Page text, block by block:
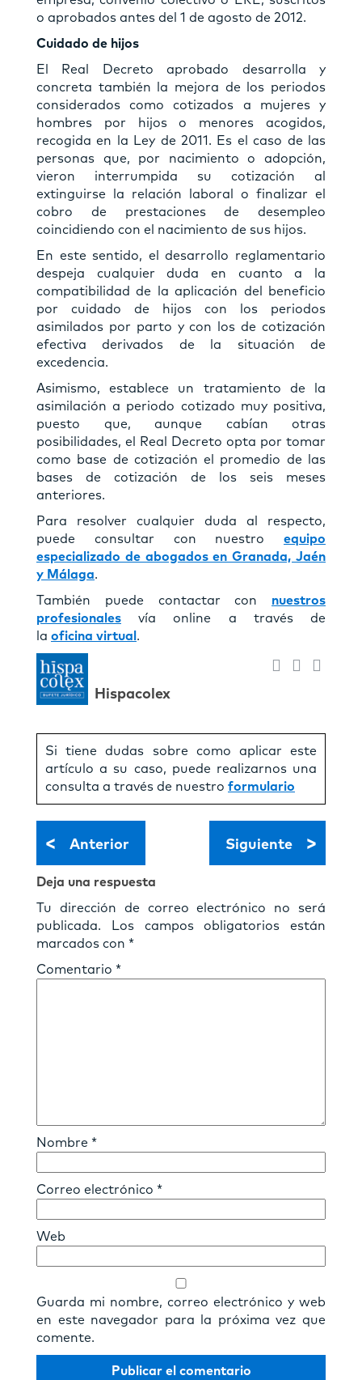
o aprobados antes del 1 de agosto de 2012.
Cuidado de hijos
El Real Decreto aprobado desarrolla y
concreta también la mejora de los periodos
considerados como cotizados a mujeres y
hombres por hijos o menores acogidos,
recogida en la Ley de 2011. Es el caso de las
personas que, por nacimiento o adopción,
vieron interrumpida su cotización al
extinguirse la relación laboral o finalizar el
cobro de prestaciones de desempleo
coincidiendo con el nacimiento de sus hijos.
En este sentido, el desarrollo reglamentario
despeja cualquier duda en cuanto a la
compatibilidad de la aplicación del beneficio
por cuidado de hijos con los periodos
asimilados por parto y con los de cotización
efectiva derivados de la situación de
excedencia.
Asimismo, establece un tratamiento de la
asimilación a periodo cotizado muy positiva,
puesto que, aunque cabían otras
posibilidades, el Real Decreto opta por tomar
como base de cotización el promedio de las
bases de cotización de los seis meses
anteriores.
Para resolver cualquier duda al respecto,
puede consultar con nuestro equipo
especializado de abogados en Granada, Jaén
y Málaga.
También puede contactar con nuestros
profesionales vía online a través de
la oficina virtual .
Hispacolex
Si tiene dudas sobre como aplicar este
artículo a su caso, puede realizarnos una
consulta a través de nuestro formulario
< Anterior Siguiente >
Deja una respuesta
Tu dirección de correo electrónico no será
publicada.
Los campos obligatorios están
marcados con *
Comentario *
Nombre *
Correo electrónico *
Web
Guarda mi nombre, correo electrónico y web
en este navegador para la próxima vez que
comente.